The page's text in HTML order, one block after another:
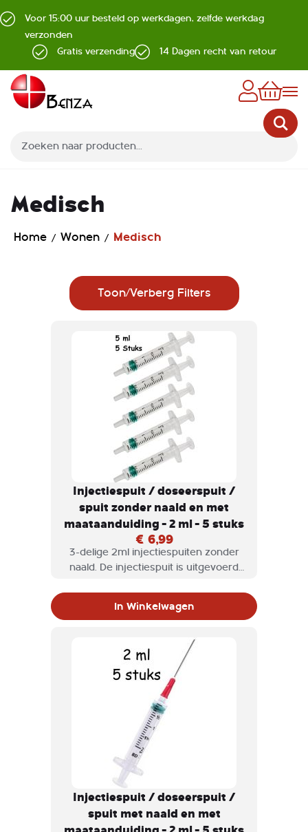
Voor 15:00 uur besteld op werkdagen, zelfde werkdag
verzonden
Gratis verzending
14 Dagen recht van retour
Medisch
Home Wonen Medisch
Toon/Verberg Filters
Injectiespuit / doseerspuit /
spuit zonder naald en met
maataanduiding - 2 ml - 5 stuks
€ 6,99
3-delige 2ml injectiespuiten zonder
naald. De injectiespuit is uitgevoerd
In Winkelwagen
Injectiespuit / doseerspuit /
spuit met naald en met